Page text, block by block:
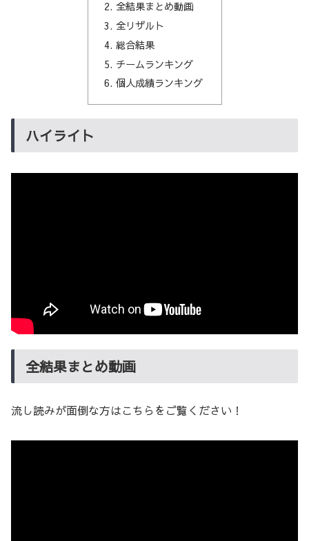
全結果まとめ動画
全リザルト
総合結果
チームランキング
個人成績ランキング
ハイライト
全結果まとめ動画
流し読みが面倒な方はこちらをご覧ください！